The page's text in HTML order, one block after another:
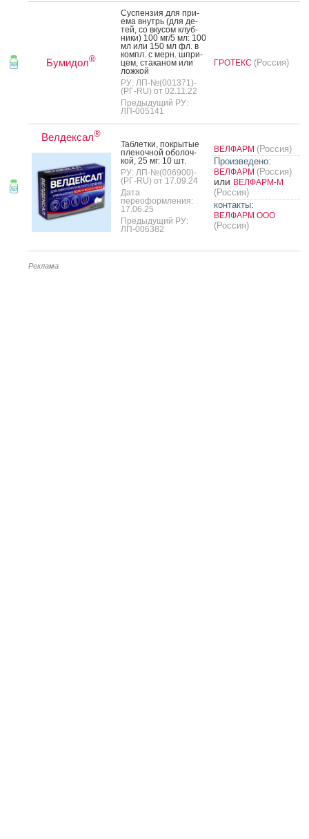
Бумидол®
Сус­пензия для при­
ема внутрь (для де­
тей, со вку­сом клуб­
ни­ки) 100 мг/5 мл: 100
мл или 150 мл фл. в
компл. с мерн. шпри­
цем, ста­каном или
лож­кой
РУ: ЛП-№(001371)-
(РГ-RU) от 02.11.22
Предыдущий РУ:
ЛП-005141
ГРОТЕКС (Россия)
Велдексал®
Таб­летки, пок­ры­тые
пле­ноч­ной обо­лоч­
кой, 25 мг: 10 шт.
РУ: ЛП-№(006900)-
(РГ-RU) от 17.09.24
Дата
переоформления:
17.06.25
Предыдущий РУ:
ЛП-006382
ВЕЛФАРМ (Россия)
Произведено:
ВЕЛФАРМ (Россия)
или ВЕЛФАРМ-М
(Россия)
контакты:
ВЕЛФАРМ ООО
(Россия)
Реклама